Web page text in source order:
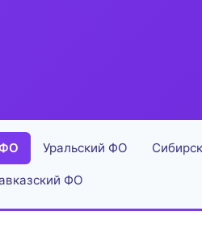
Уральский ФО
ФО